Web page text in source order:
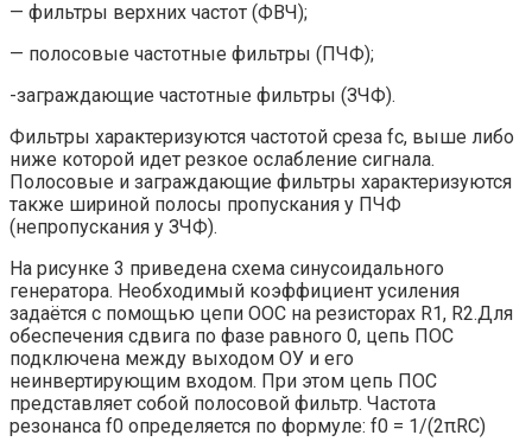
— фильтры верхних частот (ФВЧ);
— полосовые частотные фильтры (ПЧФ);
-заграждающие частотные фильтры (ЗЧФ).
Фильтры характеризуются частотой среза fc, выше либо
ниже которой идет резкое ослабление сигнала.
Полосовые и заграждающие фильтры характеризуются
также шириной полосы пропускания у ПЧФ
(непропускания у ЗЧФ).
На рисунке 3 приведена схема синусоидального
генератора. Необходимый коэффициент усиления
задаётся с помощью цепи ООС на резисторах R1, R2.Для
обеспечения сдвига по фазе равного 0, цепь ПОС
подключена между выходом ОУ и его
неинвертирующим входом. При этом цепь ПОС
представляет собой полосовой фильтр. Частота
резонанса f0 определяется по формуле: f0 = 1/(2πRC)